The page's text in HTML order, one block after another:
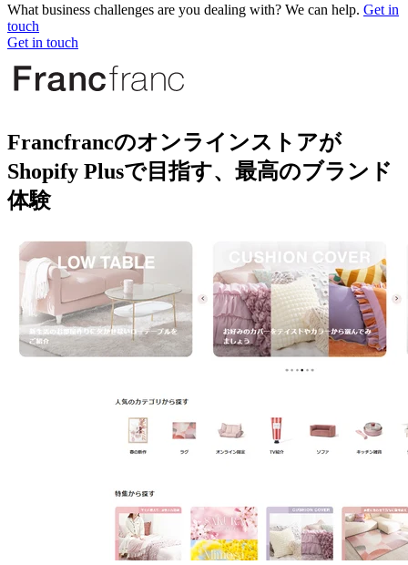
What business challenges are you dealing with? We can help. Get in
touch
Get in touch
Francfrancのオンラインストアが
Shopify Plusで目指す、最高のブランド
体験